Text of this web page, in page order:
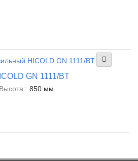
GN 1111/BT
Высота:: 850 мм